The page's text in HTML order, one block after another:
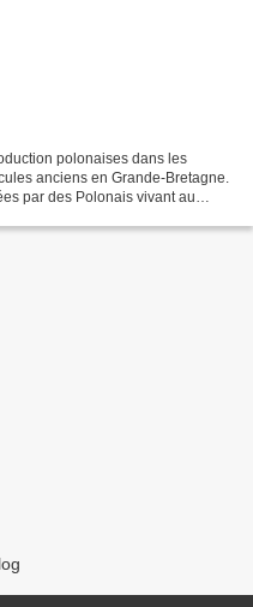
polonaises dans les
anciens en Grande-Bretagne.
par des Polonais vivant au